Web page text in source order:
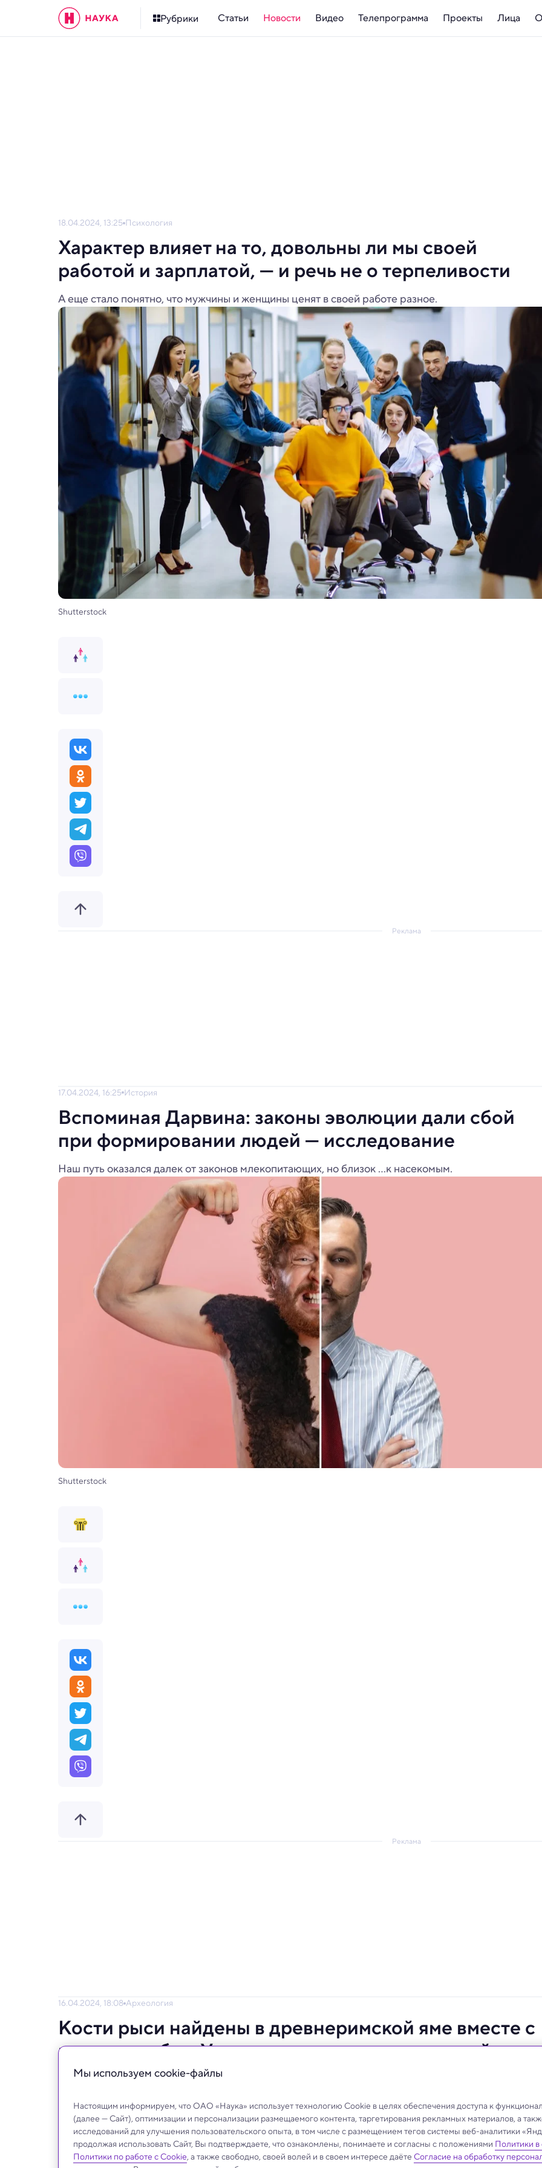
Рубрики Статьи Новости Видео Телепрограмма Проекты Лица
18.04.2024, 13:25 Психология
Характер влияет на то, довольны ли мы своей
работой и зарплатой, — и речь не о терпеливости
А еще стало понятно, что мужчины и женщины ценят в своей работе разное.
Shutterstock
Реклама
17.04.2024, 16:25 История
Вспоминая Дарвина: законы эволюции дали сбой
при формировании людей — исследование
Наш путь оказался далек от законов млекопитающих, но близок ...к насекомым.
Shutterstock
Реклама
16.04.2024, 18:08 Археология
Кости рыси найдены в древнеримской яме вместе с
костями собак. У археологов несколько версий
странного соседства
Это было сделано намеренно.
Мы используем сookie-файлы
Настоящим информируем, что ОАО «Наука» использует технологию Cookie в целях обеспечения доступа к
(далее — Сайт), оптимизации и персонализации размещаемого контента, таргетирования рекламных материалов, а
исследований для улучшения пользовательского опыта, в том числе с размещением тегов системы веб-аналитики
продолжая использовать Сайт, Вы подтверждаете, что ознакомлены, понимаете и согласны с положениями Политики
Политики по работе с Cookie, а также свободно, своей волей и в своем интересе даёте Согласие на обработку